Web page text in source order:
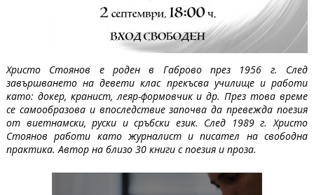
Христо Стоянов е роден в Габрово през 1956 г. След
завършването на девети клас прекъсва училище и работи
като: докер, кранист, леяр-формовчик и др. През това време
се самообразова и впоследствие започва да превежда поезия
от виетнамски, руски и сръбски език. След 1989 г. Христо
Стоянов работи като журналист и писател на свободна
практика. Автор на близо 30 книги с поезия и проза.